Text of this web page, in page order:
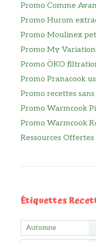
Promo Comme
Promo Hurom
Promo Moulinex
Promo My
Promo ÖKO
Promo Pranacook
Promo recettes
Promo Warmcook
Promo Warmcook
Ressources
Étiquettes
Automne